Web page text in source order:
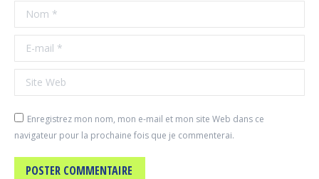
Nom *
E-mail *
Site Web
Enregistrez mon nom, mon e-mail et mon site Web dans ce
navigateur pour la prochaine fois que je commenterai.
POSTER COMMENTAIRE